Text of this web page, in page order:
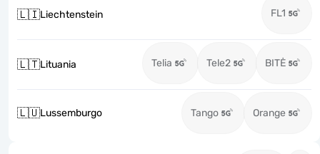
🇱🇮Liechtenstein FL1
🇱🇹Lituania Telia Tele2 BITĖ
🇱🇺Lussemburgo Tango Orange